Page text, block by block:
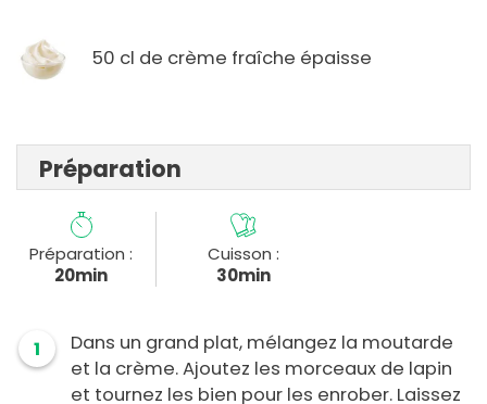
50 cl de crème fraîche épaisse
Préparation
Préparation :
20min
Cuisson :
30min
1
Dans un grand plat, mélangez la moutarde
et la crème. Ajoutez les morceaux de lapin
et tournez les bien pour les enrober. Laissez